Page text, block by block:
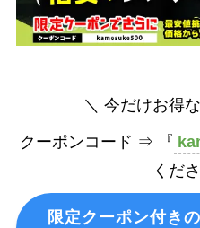
＼ 今だけお得
クーポンコード ⇒ 『
くだ
限定クーポン付き